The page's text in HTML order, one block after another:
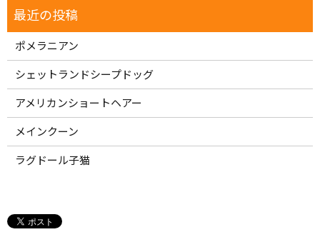
ポメラニアン
シェットランドシープドッグ
アメリカンショートヘアー
メインクーン
ラグドール子猫